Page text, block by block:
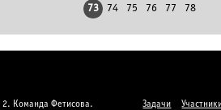
73
74 75 76 77 78
Команда Фетисова.
Задачи